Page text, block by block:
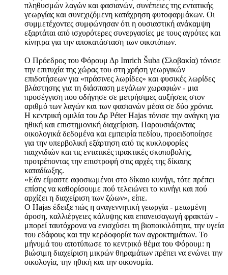
πληθυσμών λαγών και φασιανών, συνέπειες της εντατικής
γεωργίας και συνεχιζόμενη κατάχρηση φυτοφαρμάκων. Οι
συμμετέχοντες συμφώνησαν ότι η ουσιαστική ανάκαμψη
εξαρτάται από ισχυρότερες συνεργασίες με τους αγρότες και
κίνητρα για την αποκατάσταση των οικοτόπων.
Ο Πρόεδρος του Φόρουμ Δρ Imrich Šuba (Σλοβακία) τόνισε
την επιτυχία της χώρας του στη χρήση γεωργικών
επιδοτήσεων για «πράσινες λωρίδες» και φυσικές λωρίδες
βλάστησης για τη διάσπαση μεγάλων χωραφιών - μια
προσέγγιση που οδήγησε σε μετρήσιμες αυξήσεις στον
αριθμό των λαγών και των φασιανών μέσα σε δύο χρόνια.
Η κεντρική ομιλία του Δρ Péter Hajas τόνισε την ανάγκη για
ηθική και επιστημονική διαχείριση. Παρουσιάζοντας
οικολογικά δεδομένα και εμπειρία πεδίου, προειδοποίησε
για την υπερβολική εξάρτηση από τις κυκλοφορίες
παιχνιδιών και τις εντατικές πρακτικές σκοποβολής,
προτρέποντας την επιστροφή στις αρχές της δίκαιης
καταδίωξης.
«Εάν είμαστε αφοσιωμένοι στο δίκαιο κυνήγι, τότε πρέπει
επίσης να καθορίσουμε πού τελειώνει το κυνήγι και πού
αρχίζει η διαχείριση των ζώων», είπε.
Ο Hajas έδειξε πώς η αναγεννητική γεωργία - μειωμένη
άροση, καλλιέργειες κάλυψης και επανεισαγωγή φρακτών -
μπορεί ταυτόχρονα να ενισχύσει τη βιοποικιλότητα, την υγεία
του εδάφους και την κερδοφορία των αγροκτημάτων. Το
μήνυμά του αποτύπωσε το κεντρικό θέμα του Φόρουμ: η
βιώσιμη διαχείριση μικρών θηραμάτων πρέπει να ενώνει την
οικολογία, την ηθική και την οικονομία.